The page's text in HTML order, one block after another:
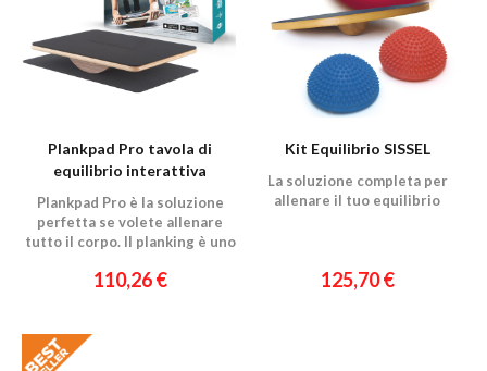
Plankpad Pro tavola di
equilibrio interattiva
Plankpad Pro è la soluzione
perfetta se volete allenare
tutto il corpo. Il planking è uno
Mettiti in forma giocando
110,26 €
Kit Equilibrio SISSEL
La soluzione completa per
allenare il tuo equilibrio
125,70 €